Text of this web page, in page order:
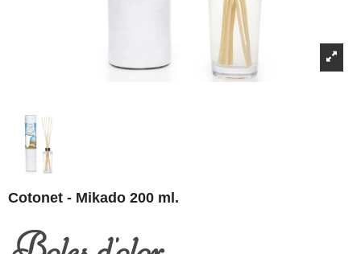
Cotonet - Mikado 200 ml.